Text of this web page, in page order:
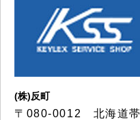
(株)反町
〒080-0012 北海道